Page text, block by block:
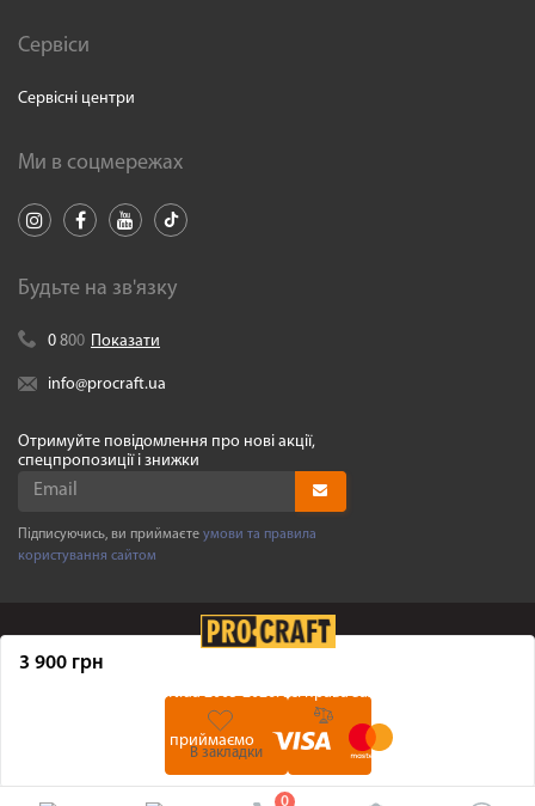
3 900 грн
В закладки
Сервіси
Сервісні центри
Ми в соцмережах
Будьте на зв'язку
0 800 Показати
info@procraft.ua
Отримуйте повідомлення про нові акції,
спецпропозиції і знижки
Підписуючись, ви приймаєте умови та правила
користування сайтом
Procraft.ua2005-2026. Усі права захищенні
Ми приймаємо
0